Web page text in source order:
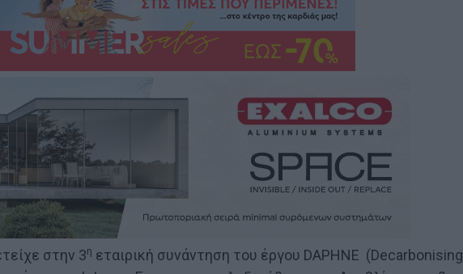
στην 3η εταιρική συνάντηση του έργου DAPHNE (Decarbonising